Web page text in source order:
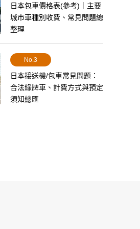
日本包車價格表(參考)｜主要
城市車種別收費、常見問題總
整理
No.3
日本接送機/包車常見問題：
合法綠牌車、計費方式與預定
須知總匯